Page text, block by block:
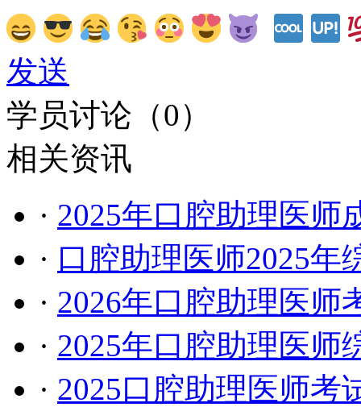
发送
学员讨论（0）
相关资讯
· 2025年口腔助理医师
· 口腔助理医师2025年
· 2026年口腔助理医师
· 2025年口腔助理医师
· 2025口腔助理医师考